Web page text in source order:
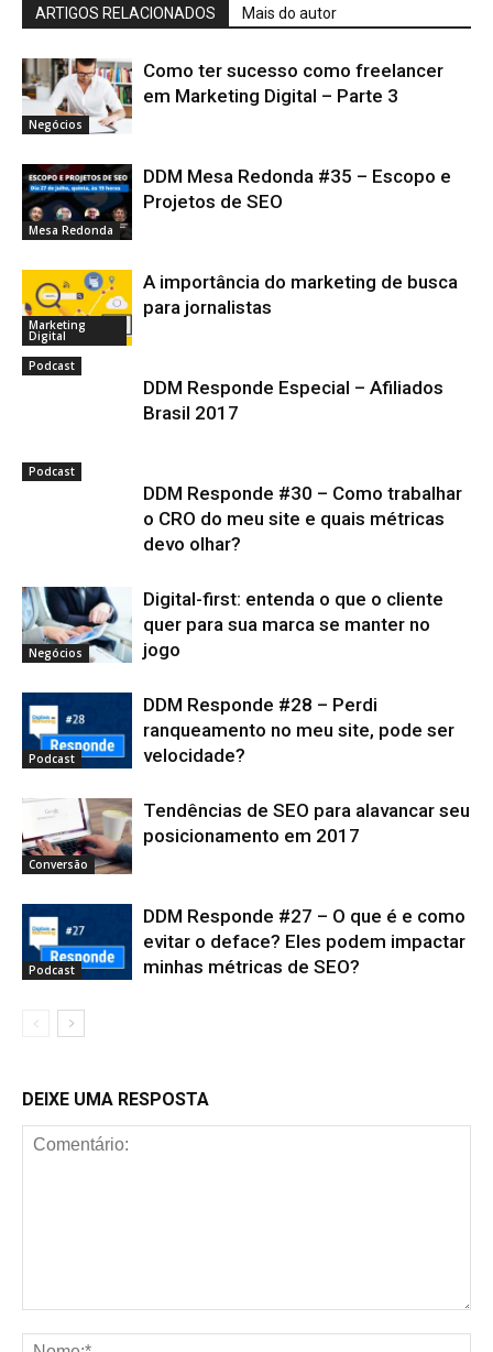
ARTIGOS RELACIONADOS Mais do autor
Negócios
Como ter sucesso como freelancer
em Marketing Digital – Parte 3
Mesa Redonda
DDM Mesa Redonda #35 – Escopo e
Projetos de SEO
Marketing
Digital
A importância do marketing de busca
para jornalistas
Podcast
DDM Responde Especial – Afiliados
Brasil 2017
Podcast
DDM Responde #30 – Como trabalhar
o CRO do meu site e quais métricas
devo olhar?
Negócios
Digital-first: entenda o que o cliente
quer para sua marca se manter no
jogo
Podcast
DDM Responde #28 – Perdi
ranqueamento no meu site, pode ser
velocidade?
Conversão
Tendências de SEO para alavancar seu
posicionamento em 2017
Podcast
DDM Responde #27 – O que é e como
evitar o deface? Eles podem impactar
minhas métricas de SEO?
DEIXE UMA RESPOSTA